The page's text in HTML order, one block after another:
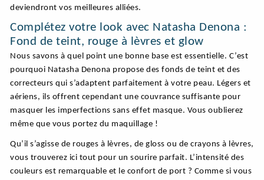
deviendront vos meilleures alliées.
Complétez votre look avec Natasha Denona :
Fond de teint, rouge à lèvres et glow
Nous savons à quel point une bonne base est essentielle. C’est
pourquoi Natasha Denona propose des fonds de teint et des
correcteurs qui s’adaptent parfaitement à votre peau. Légers et
aériens, ils offrent cependant une couvrance suffisante pour
masquer les imperfections sans effet masque. Vous oublierez
même que vous portez du maquillage !
Qu’il s’agisse de rouges à lèvres, de gloss ou de crayons à lèvres,
vous trouverez ici tout pour un sourire parfait. L’intensité des
couleurs est remarquable et le confort de port ? Comme si vous